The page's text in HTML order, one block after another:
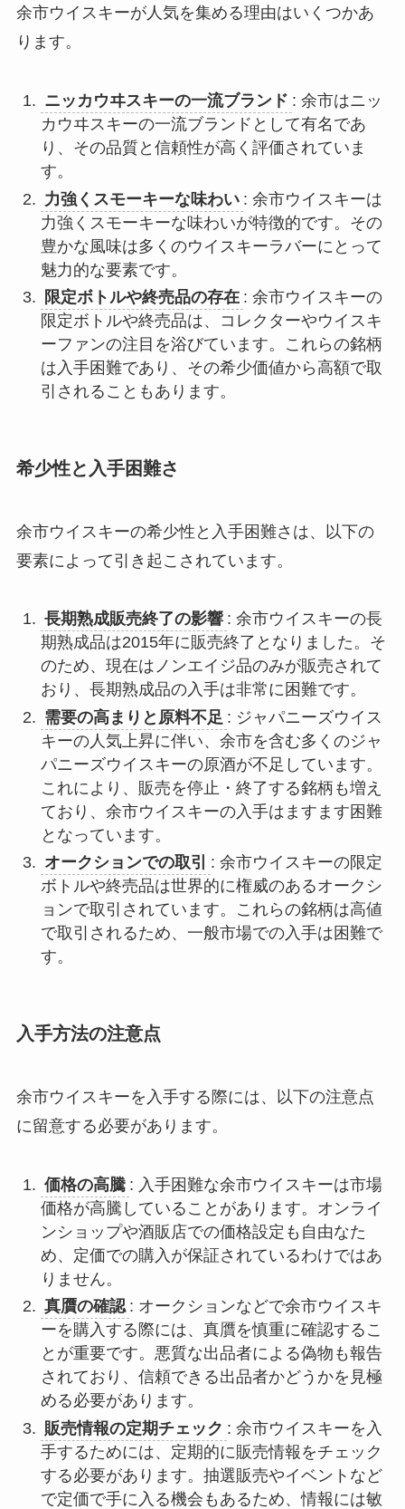
余市ウイスキーが人気を集める理由はいくつかあ
ります。
ニッカウヰスキーの一流ブランド : 余市はニッ
カウヰスキーの一流ブランドとして有名であ
り、その品質と信頼性が高く評価されていま
す。
力強くスモーキーな味わい : 余市ウイスキーは
力強くスモーキーな味わいが特徴的です。その
豊かな風味は多くのウイスキーラバーにとって
魅力的な要素です。
限定ボトルや終売品の存在 : 余市ウイスキーの
限定ボトルや終売品は、コレクターやウイスキ
ーファンの注目を浴びています。これらの銘柄
は入手困難であり、その希少価値から高額で取
引されることもあります。
希少性と入手困難さ
余市ウイスキーの希少性と入手困難さは、以下の
要素によって引き起こされています。
長期熟成販売終了の影響 : 余市ウイスキーの長
期熟成品は2015年に販売終了となりました。そ
のため、現在はノンエイジ品のみが販売されて
おり、長期熟成品の入手は非常に困難です。
需要の高まりと原料不足 : ジャパニーズウイス
キーの人気上昇に伴い、余市を含む多くのジャ
パニーズウイスキーの原酒が不足しています。
これにより、販売を停止・終了する銘柄も増え
ており、余市ウイスキーの入手はますます困難
となっています。
オークションでの取引
: 余市ウイスキーの限定
ボトルや終売品は世界的に権威のあるオークシ
ョンで取引されています。これらの銘柄は高値
で取引されるため、一般市場での入手は困難で
す。
入手方法の注意点
余市ウイスキーを入手する際には、以下の注意点
に留意する必要があります。
価格の高騰 : 入手困難な余市ウイスキーは市場
価格が高騰していることがあります。オンライ
ンショップや酒販店での価格設定も自由なた
め、定価での購入が保証されているわけではあ
りません。
真贋の確認 : オークションなどで余市ウイスキ
ーを購入する際には、真贋を慎重に確認するこ
とが重要です。悪質な出品者による偽物も報告
されており、信頼できる出品者かどうかを見極
める必要があります。
販売情報の定期チェック : 余市ウイスキーを入
手するためには、定期的に販売情報をチェック
する必要があります。抽選販売やイベントなど
で定価で手に入る機会もあるため、情報には敏